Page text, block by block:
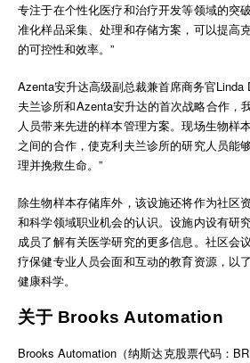
专注于在个性化医疗和治疗开发等领域的突
准化样品采集、处理和存储方案，可以提高
的可控性和效率。”
Azenta安升达高级副总裁兼首席商务官Linda
夫兰诊所和Azenta安升达的首次战略合作，
人员带来先进的样本管理方案。现场生物样
之间的合作，使克利夫兰诊所的研究人员能
理并挽救生命。”
除生物样本存储库外，该设施还将作为社区
和科学领域职业机会的认识。设施内设有研
成员了解有关医学研究的更多信息。社区会
疗保健专业人员会面和互动的教育资源，以
健康科学。
关于 Brooks Automation
Brooks Automation（纳斯达克股票代码：